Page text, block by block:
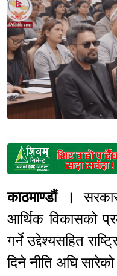
काठमाण्डौं ।
आर्थिक विकासको
गर्ने उद्देश्यसहित
दिने नीति अघि